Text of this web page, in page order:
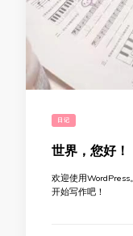
日记
世界，您好！
欢迎使用
开始写作吧！